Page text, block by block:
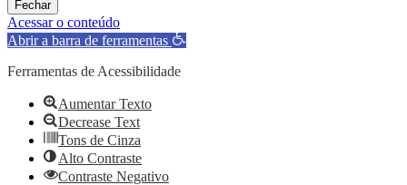
Fechar
Acessar o conteúdo
Abrir a barra de ferramentas
Ferramentas de Acessibilidade
Aumentar Texto
Decrease Text
Tons de Cinza
Alto Contraste
Contraste Negativo